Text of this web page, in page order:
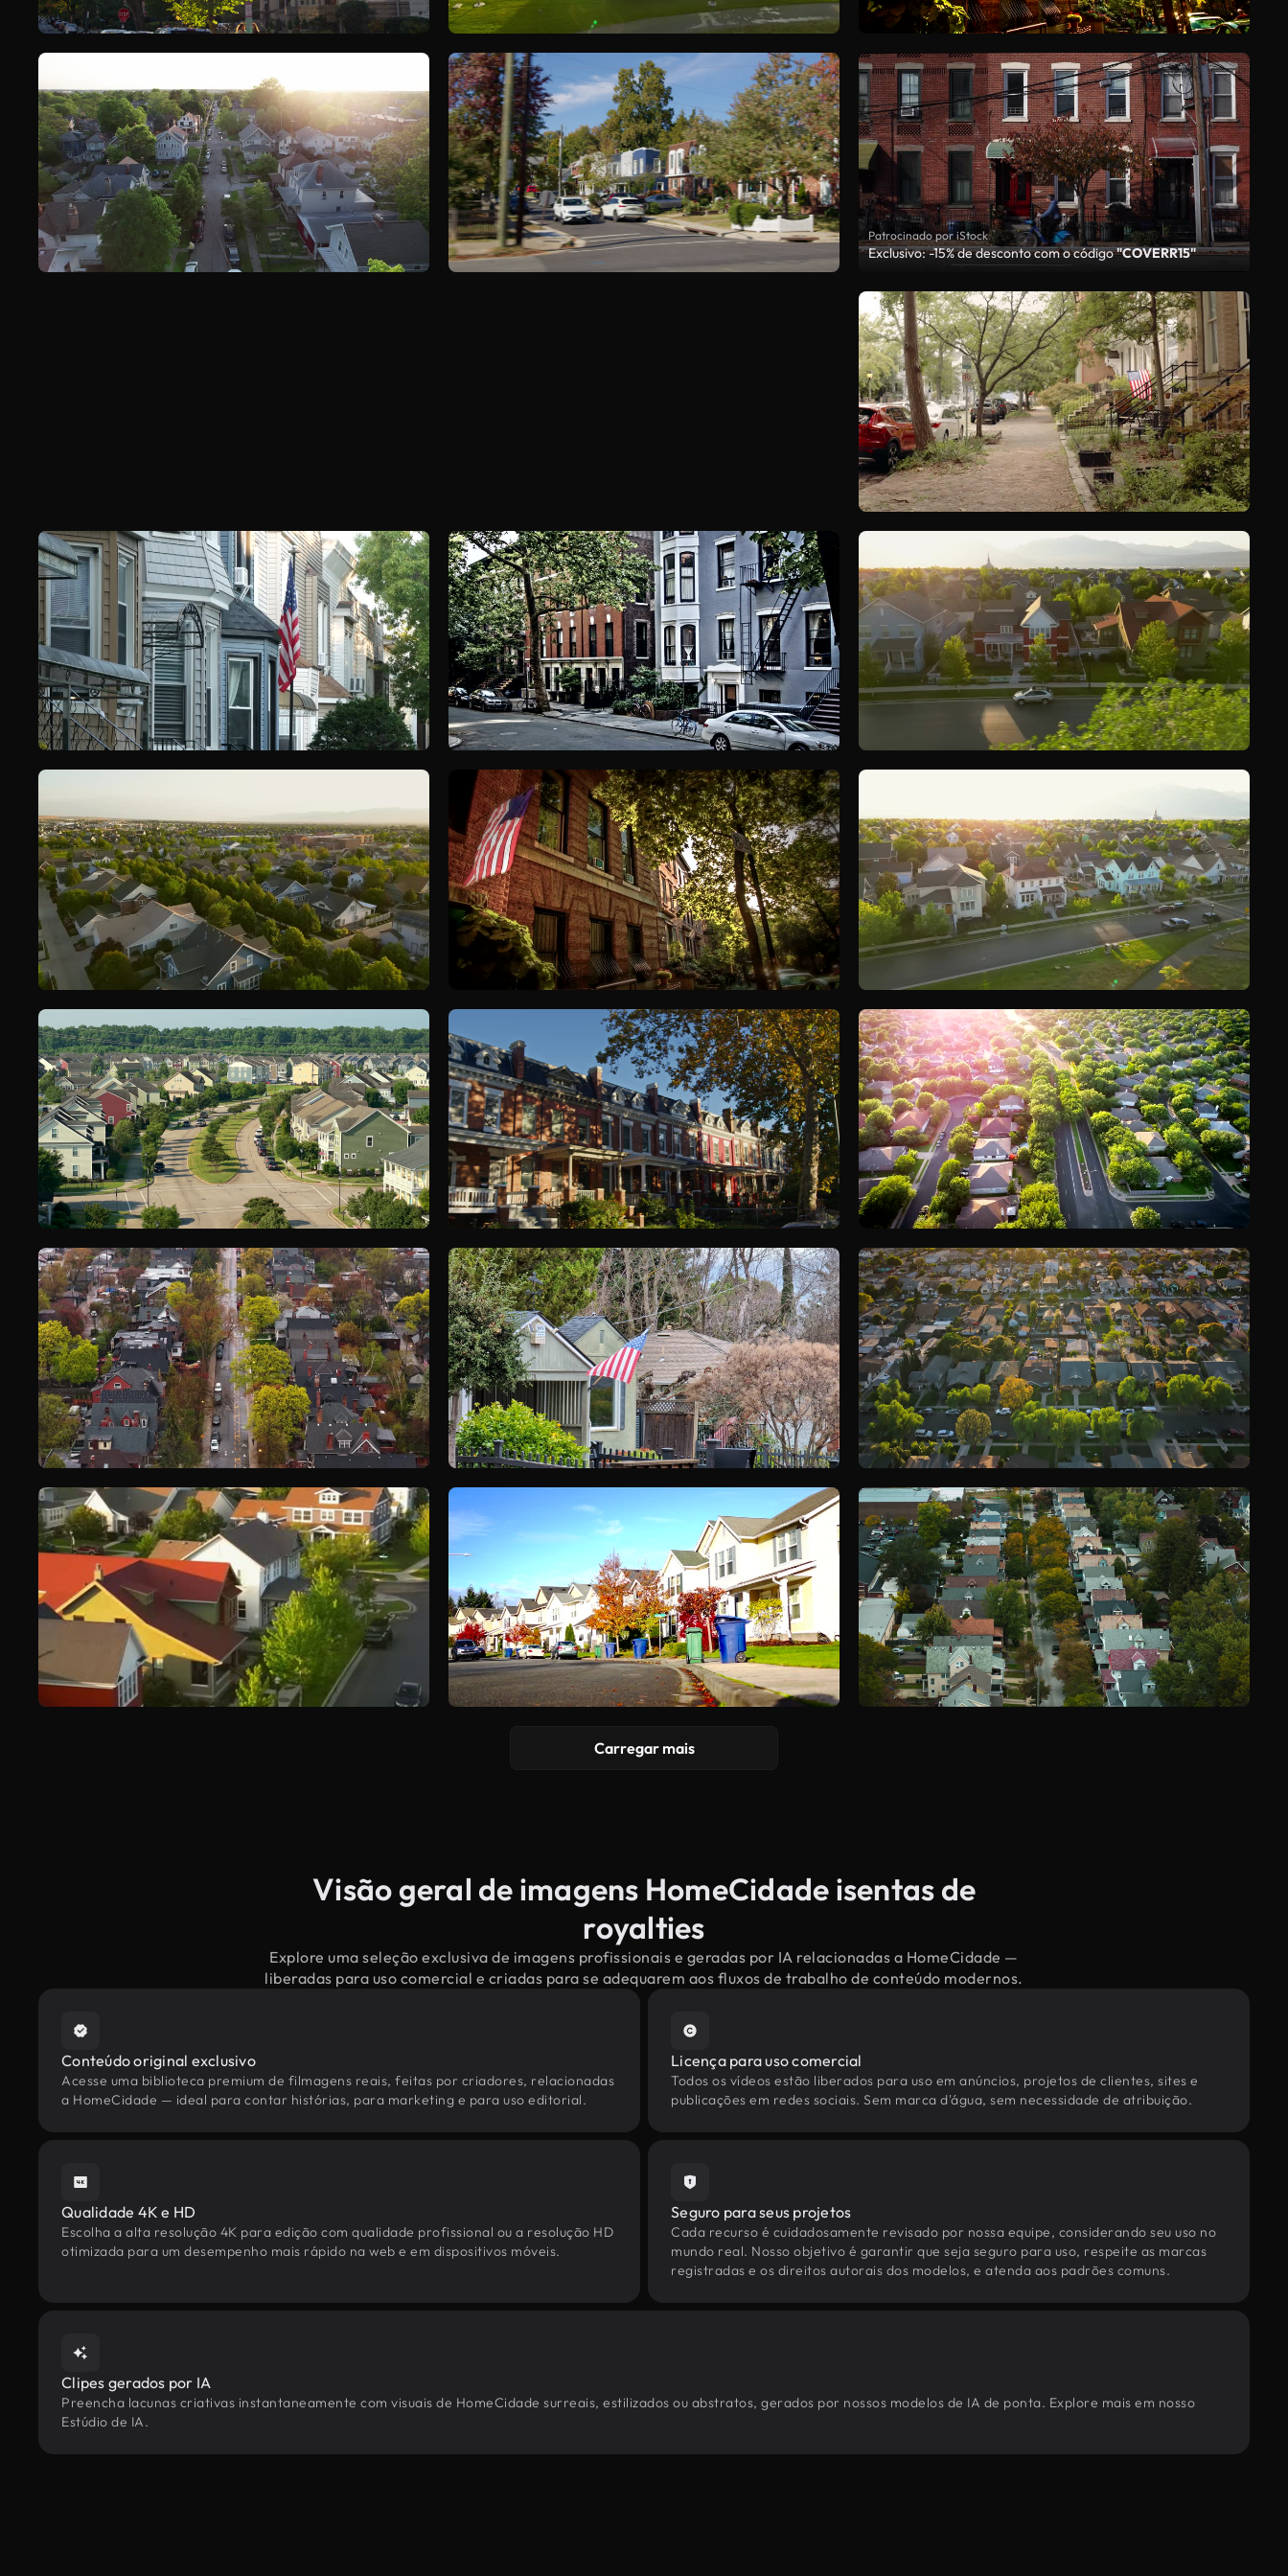
Patrocinado por iStock
Exclusivo: -15% de desconto com o código"COVERR15"
Carregar mais
Visão geral de imagens HomeCidade isentas de
royalties
Explore uma seleção exclusiva de imagens profissionais e geradas por IA relacionadas a HomeCidade —
liberadas para uso comercial e criadas para se adequarem aos fluxos de trabalho de conteúdo modernos.
Conteúdo original exclusivo
Acesse uma biblioteca premium de filmagens reais, feitas por criadores, relacionadas
a HomeCidade — ideal para contar histórias, para marketing e para uso editorial.
Licença para uso comercial
Todos os vídeos estão liberados para uso em anúncios, projetos de clientes, sites e
publicações em redes sociais. Sem marca d'água, sem necessidade de atribuição.
Qualidade 4K e HD
Escolha a alta resolução 4K para edição com qualidade profissional ou a resolução HD
otimizada para um desempenho mais rápido na web e em dispositivos móveis.
Seguro para seus projetos
Cada recurso é cuidadosamente revisado por nossa equipe, considerando seu uso no
mundo real. Nosso objetivo é garantir que seja seguro para uso, respeite as marcas
registradas e os direitos autorais dos modelos, e atenda aos padrões comuns.
Clipes gerados por IA
Preencha lacunas criativas instantaneamente com visuais de HomeCidade surreais, estilizados ou abstratos, gerados por nossos modelos de IA de ponta. Explore mais em nosso
Estúdio de IA.